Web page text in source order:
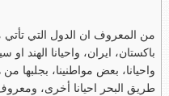
من المعروف ان الدول التي تأتي
باكستان، ايران، واحيانا الهند
واحيانا، بعض مواطنينا، بجلبها
طريق البحر احيانا أخرى،